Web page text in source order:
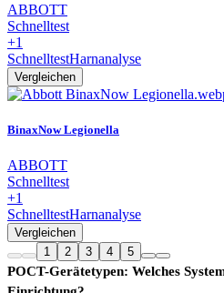
ABBOTT
Schnelltest
+1
SchnelltestHarnanalyse
Vergleichen
BinaxNow Legionella
ABBOTT
Schnelltest
+1
SchnelltestHarnanalyse
Vergleichen
1
2 3 4 5
POCT-Gerätetypen: Welches